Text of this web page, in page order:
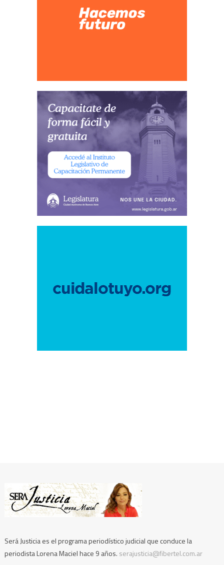
Será Justicia es el programa periodístico judicial que conduce la
periodista Lorena Maciel hace 9 años. serajusticia@fibertel.com.ar